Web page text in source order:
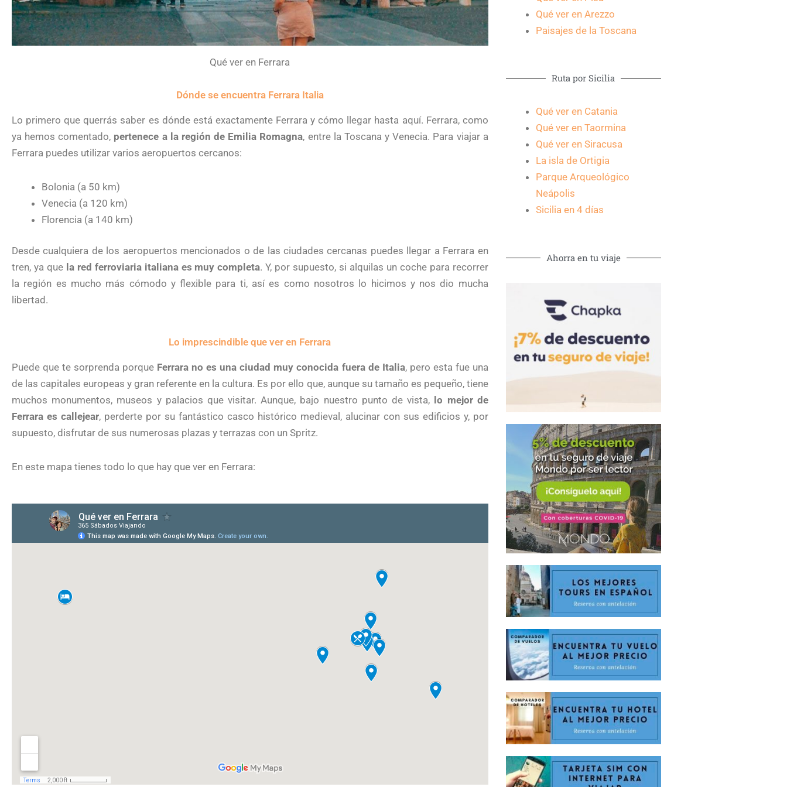
Qué ver en Ferrara
Dónde se encuentra Ferrara Italia
Lo primero que querrás saber es dónde está exactamente Ferrara y cómo llegar hasta aquí. Ferrara, como
ya hemos comentado, pertenece a la región de Emilia Romagna, entre la Toscana y Venecia. Para viajar a
Ferrara puedes utilizar varios aeropuertos cercanos:
Bolonia (a 50 km)
Venecia (a 120 km)
Florencia (a 140 km)
Desde cualquiera de los aeropuertos mencionados o de las ciudades cercanas puedes llegar a Ferrara en
tren, ya que la red ferroviaria italiana es muy completa. Y, por supuesto, si alquilas un coche para recorrer
la región es mucho más cómodo y flexible para ti, así es como nosotros lo hicimos y nos dio mucha
libertad.
Lo imprescindible que ver en Ferrara
Puede que te sorprenda porque Ferrara no es una ciudad muy conocida fuera de Italia, pero esta fue una
de las capitales europeas y gran referente en la cultura. Es por ello que, aunque su tamaño es pequeño, tiene
muchos monumentos, museos y palacios que visitar. Aunque, bajo nuestro punto de vista, lo mejor de
Ferrara es callejear, perderte por su fantástico casco histórico medieval, alucinar con sus edificios y, por
supuesto, disfrutar de sus numerosas plazas y terrazas con un Spritz.
En este mapa tienes todo lo que hay que ver en Ferrara:
Qué ver en Arezzo
Paisajes de la Toscana
Ruta por Sicilia
Qué ver en Catania
Qué ver en Taormina
Qué ver en Siracusa
La isla de Ortigia
Parque Arqueológico
Neápolis
Sicilia en 4 días
Ahorra en tu viaje